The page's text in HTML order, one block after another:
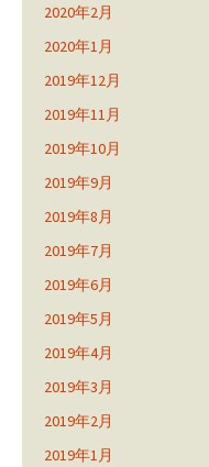
2020年2月
2020年1月
2019年12月
2019年11月
2019年10月
2019年9月
2019年8月
2019年7月
2019年6月
2019年5月
2019年4月
2019年3月
2019年2月
2019年1月